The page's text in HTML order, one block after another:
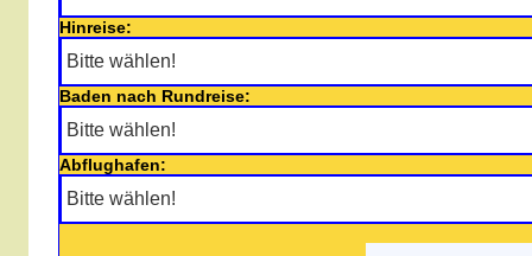
Hinreise:
Baden nach Rundreise:
Abflughafen: